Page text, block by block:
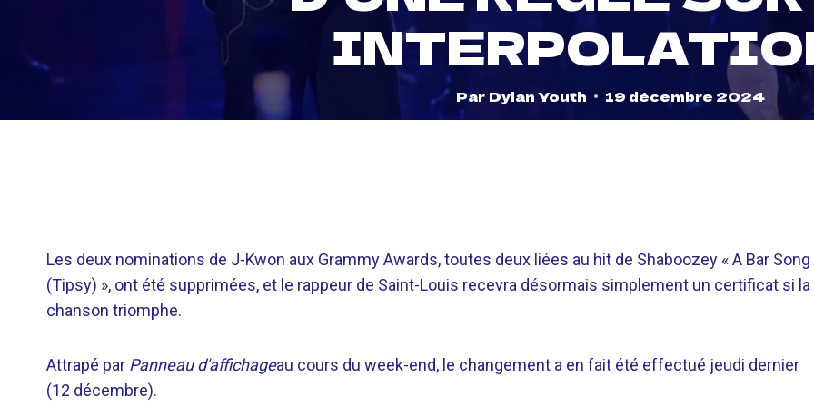
Par Dylan Youth 19 décembre 2024
Les deux nominations de J-Kwon aux Grammy Awards, toutes deux liées au hit de Shaboozey « A Bar Song
(Tipsy) », ont été supprimées, et le rappeur de Saint-Louis recevra désormais simplement un certificat si la
chanson triomphe.
Attrapé par Panneau d'affichageau cours du week-end, le changement a en fait été effectué jeudi dernier
(12 décembre).